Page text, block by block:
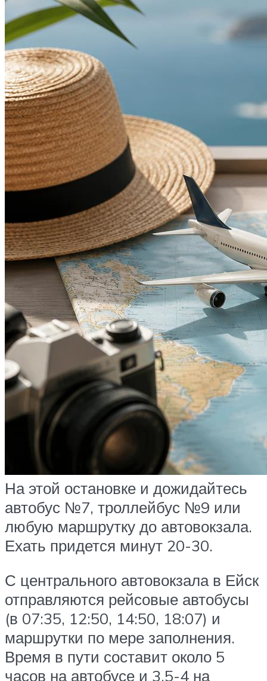
На этой остановке и дожидайтесь
автобус №7, троллейбус №9 или
любую маршрутку до автовокзала.
Ехать придется минут 20-30.
С центрального автовокзала в Ейск
отправляются рейсовые автобусы
(в 07:35, 12:50, 14:50, 18:07) и
маршрутки по мере заполнения.
Время в пути составит около 5
часов на автобусе и 3,5-4 на